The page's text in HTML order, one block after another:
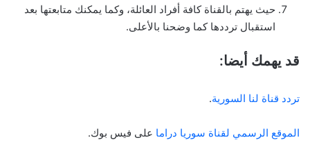
حيث يهتم بالقناة كافة أفراد العائلة، وكما يمكنك متابعتها بعد
استقبال ترددها كما وضحنا بالأعلى.
قد يهمك أيضا:
تردد قناة لنا السورية.
الموقع الرسمي لقناة سوريا دراما على فيس بوك.